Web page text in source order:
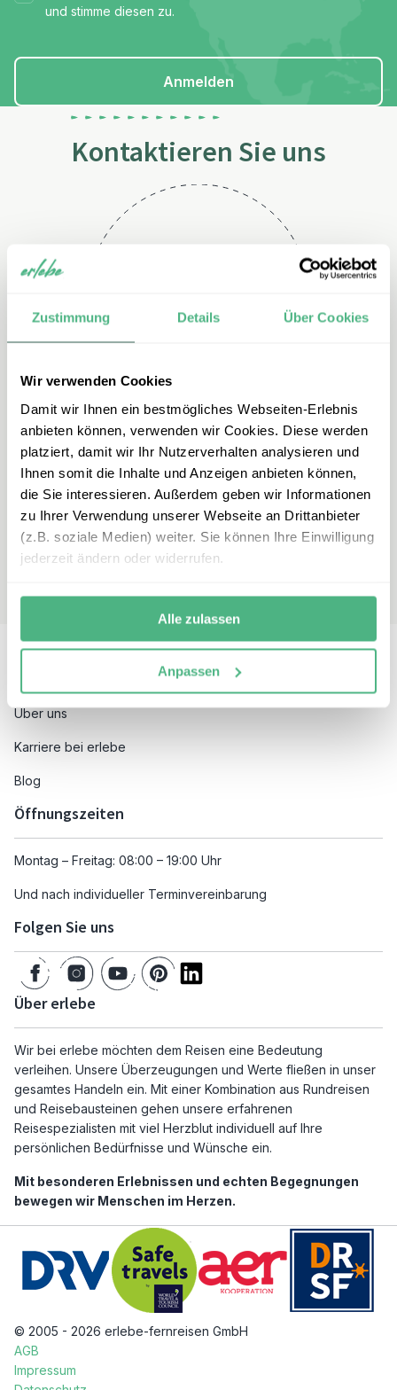
Zustimmung Details Über Cookies
Wir verwenden Cookies
Damit wir Ihnen ein bestmögliches Webseiten-Erlebnis
anbieten können, verwenden wir Cookies. Diese werden
platziert, damit wir Ihr Nutzerverhalten analysieren und
Ihnen somit die Inhalte und Anzeigen anbieten können,
die Sie interessieren. Außerdem geben wir Informationen
zu Ihrer Verwendung unserer Webseite an Drittanbieter
(z.B. soziale Medien) weiter. Sie können Ihre Einwilligung
jederzeit ändern oder widerrufen.
Alle zulassen
Anpassen
und stimme diesen zu.
Anmelden
Kontaktieren Sie uns
+49 2151 3880 113
E-mail
mexiko@erlebe.de
Über uns
Karriere bei erlebe
Blog
Öffnungszeiten
Montag – Freitag: 08:00 – 19:00 Uhr
Und nach individueller Terminvereinbarung
Folgen Sie uns
Über erlebe
Wir bei erlebe möchten dem Reisen eine Bedeutung
verleihen. Unsere Überzeugungen und Werte fließen in unser
gesamtes Handeln ein. Mit einer Kombination aus Rundreisen
und Reisebausteinen gehen unsere erfahrenen
Reisespezialisten mit viel Herzblut individuell auf Ihre
persönlichen Bedürfnisse und Wünsche ein.
Mit besonderen Erlebnissen und echten Begegnungen
bewegen wir Menschen im Herzen.
© 2005 - 2026 erlebe-fernreisen GmbH
AGB
Impressum